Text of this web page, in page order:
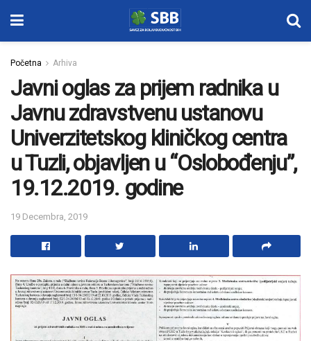
Početna Arhiva
Javni oglas za prijem radnika u
Javnu zdravstvenu ustanovu
Univerzitetskog kliničkog centra
u Tuzli, objavljen u “Oslobođenju”,
19.12.2019. godine
19 Decembra, 2019